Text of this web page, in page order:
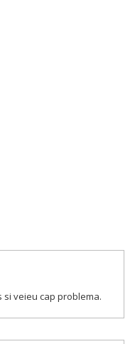
veieu cap problema.